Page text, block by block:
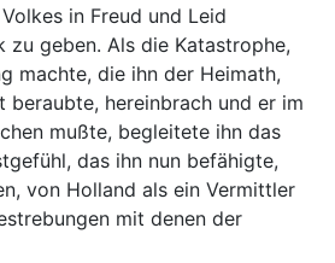
in Freud und Leid
zu geben. Als die Katastrophe,
machte, die ihn der Heimath,
beraubte, hereinbrach und er im
mußte, begleitete ihn das
das ihn nun befähigte,
von Holland als ein Vermittler
mit denen der